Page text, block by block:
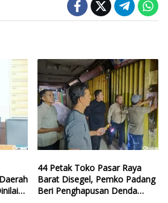
44 Petak Toko Pasar Raya
Barat Disegel, Pemko Padang
Beri Penghapusan Denda